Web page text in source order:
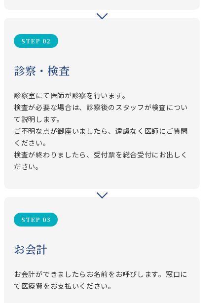
STEP 02
診察・検査
診察室にて医師が診察を行います。
検査が必要な場合は、診察後のスタッフが検査につい
て説明します。
ご不明な点が御座いましたら、遠慮なく医師にご質問
ください。
検査が終わりましたら、受付票を総合受付にお出しく
ださい。
STEP 03
お会計
お会計ができましたらお名前をお呼びします。窓口に
て医療費をお支払いください。